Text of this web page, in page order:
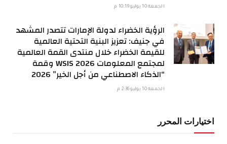
الجمعة 10 يوليو 10:19 م
الرؤية الخضراء لدولة الإمارات تتصدر المشهد
في جنيف: تعزيز البنية التحتية العالمية
للقيمة الخضراء خلال منتدى القمة العالمية
لمجتمع المعلومات WSIS 2026 وقمة
“الذكاء الاصطناعي من أجل الخير” 2026
الجمعة 10 يوليو 2:36 م
اختيارات المحرر